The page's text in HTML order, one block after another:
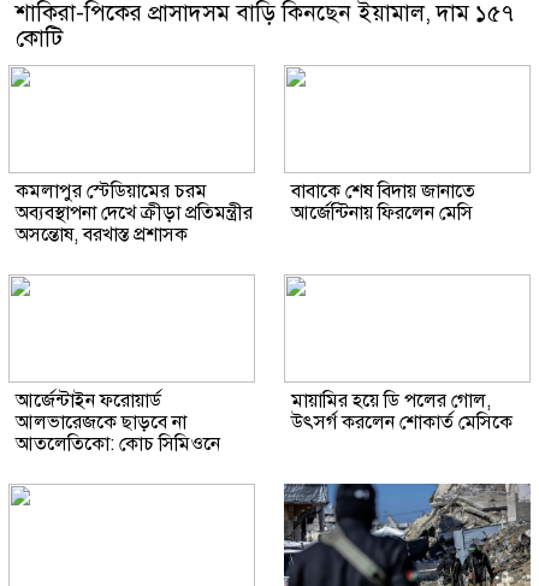
শাকিরা-পিকের প্রাসাদসম বাড়ি কিনছেন ইয়ামাল, দাম ১৫৭
কোটি
কমলাপুর স্টেডিয়ামের চরম
অব্যবস্থাপনা দেখে ক্রীড়া প্রতিমন্ত্রীর
অসন্তোষ, বরখাস্ত প্রশাসক
বাবাকে শেষ বিদায় জানাতে
আর্জেন্টিনায় ফিরলেন মেসি
আর্জেন্টাইন ফরোয়ার্ড
আলভারেজকে ছাড়বে না
আতলেতিকো: কোচ সিমিওনে
মায়ামির হয়ে ডি পলের গোল,
উৎসর্গ করলেন শোকার্ত মেসিকে